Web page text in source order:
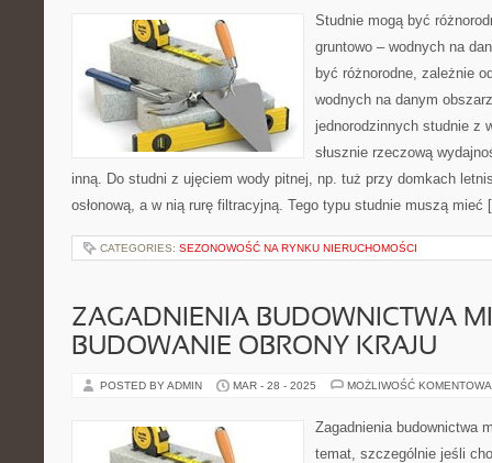
Studnie mogą być
gruntowo – wodnych na
być różnorodne, zależnie
wodnych na danym
jednorodzinnych studnie z
słusznie rzeczową
inną. Do studni z ujęciem wody pitnej, np. tuż przy domkach
osłonową, a w nią rurę filtracyjną. Tego typu studnie muszą
CATEGORIES: SEZONOWOŚĆ NA RYNKU NIERUCHOMOŚCI
ZAGADNIENIA BUDOWNICTWA
BUDOWANIE OBRONY KRAJU
POSTED BY ADMIN MAR - 28 - 2025 MOŻLIWOŚĆ
Zagadnienia budownictwa
temat, szczególnie jeśli